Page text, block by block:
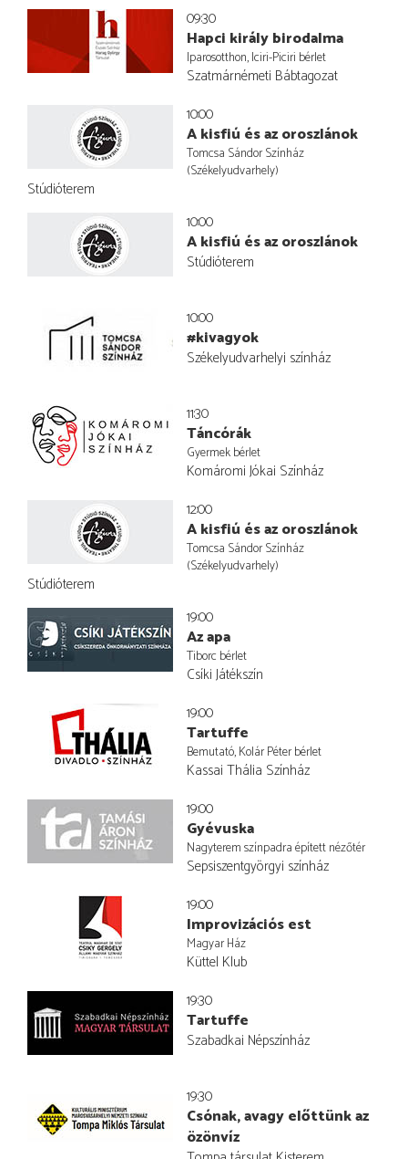
09:30
Hapci király birodalma
Iparosotthon, Iciri-Piciri bérlet
Szatmárnémeti Bábtagozat
10:00
A kisfiú és az oroszlánok
Tomcsa Sándor Színház
(Székelyudvarhely)
Stúdióterem
10:00
A kisfiú és az oroszlánok
Stúdióterem
10:00
#kivagyok
Székelyudvarhelyi színház
11:30
Táncórák
Gyermek bérlet
Komáromi Jókai Színház
12:00
A kisfiú és az oroszlánok
Tomcsa Sándor Színház
(Székelyudvarhely)
Stúdióterem
19:00
Az apa
Tiborc bérlet
Csíki Játékszín
19:00
Tartuffe
Bemutató, Kolár Péter bérlet
Kassai Thália Színház
19:00
Gyévuska
Nagyterem színpadra épített nézőtér
Sepsiszentgyörgyi színház
19:00
Improvizációs est
Magyar Ház
Küttel Klub
19:30
Tartuffe
Szabadkai Népszínház
19:30
Csónak, avagy előttünk az
özönvíz